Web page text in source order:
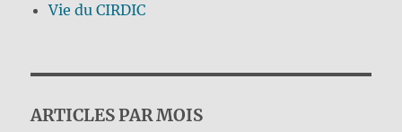
Vie du CIRDIC
ARTICLES PAR MOIS